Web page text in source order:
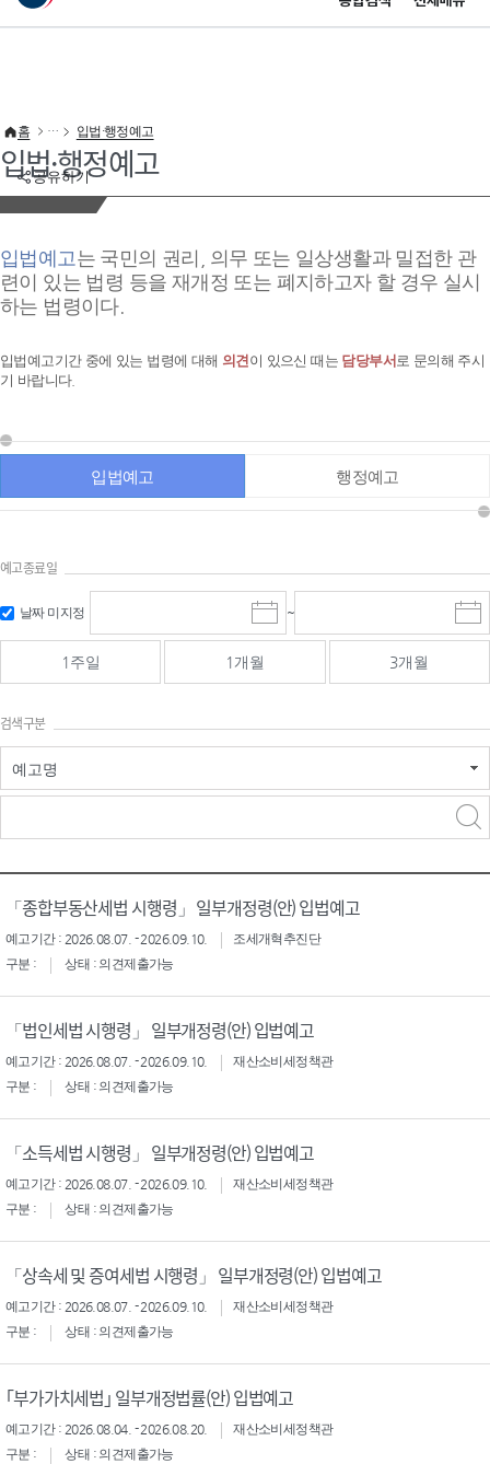
이 누리집은 대한민국 공식 전자정부 누리집입니다.
공유하기
홈 입법·행정예고
입법·행정예고
입법예고는 국민의 권리, 의무 또는 일상생활과 밀접한 관
련이 있는 법령 등을 재개정 또는 폐지하고자 할 경우 실시
하는 법령이다.
입법예고기간 중에 있는 법령에 대해 의견이 있으신 때는 담당부서 로 문의해 주시
기 바랍니다.
입법예고 행정예고
예고종료일
날짜 미지정
시
작
일
선
~
종
료
선
1주일 1개월 3개월
검색구분
예고명
「종합부동산세법 시행령」 일부개정령(안) 입법예고
예고기간 : 2026.08.07. - 2026.09.10.
조세개혁추진단
구분 :
상태 : 의견제출가능
「법인세법 시행령」 일부개정령(안) 입법예고
예고기간 : 2026.08.07. - 2026.09.10.
재산소비세정책관
구분 :
상태 : 의견제출가능
「소득세법 시행령」 일부개정령(안) 입법예고
예고기간 : 2026.08.07. - 2026.09.10.
재산소비세정책관
구분 :
상태 : 의견제출가능
「상속세 및 증여세법 시행령」 일부개정령(안) 입법예고
예고기간 : 2026.08.07. - 2026.09.10.
재산소비세정책관
구분 :
상태 : 의견제출가능
｢부가가치세법｣ 일부개정법률(안) 입법예고
예고기간 : 2026.08.04. - 2026.08.20.
재산소비세정책관
구분 :
상태 : 의견제출가능